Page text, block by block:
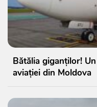
Bătălia giganților!
aviației din Moldova